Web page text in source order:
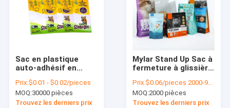
Sac en plastique
auto-adhésif en
transparent
recouvrant la porte
Prix:$0.01 - $0.02/pieces
MOQ:30000 pièces
Trouvez les derniers prix
Mylar Stand Up Sac à
fermeture à glissière
de nourriture pour
animaux de
compagnie
Prix:$0.06/pieces 2000-9999 pieces
MOQ:2000 pièces
Trouvez les derniers prix